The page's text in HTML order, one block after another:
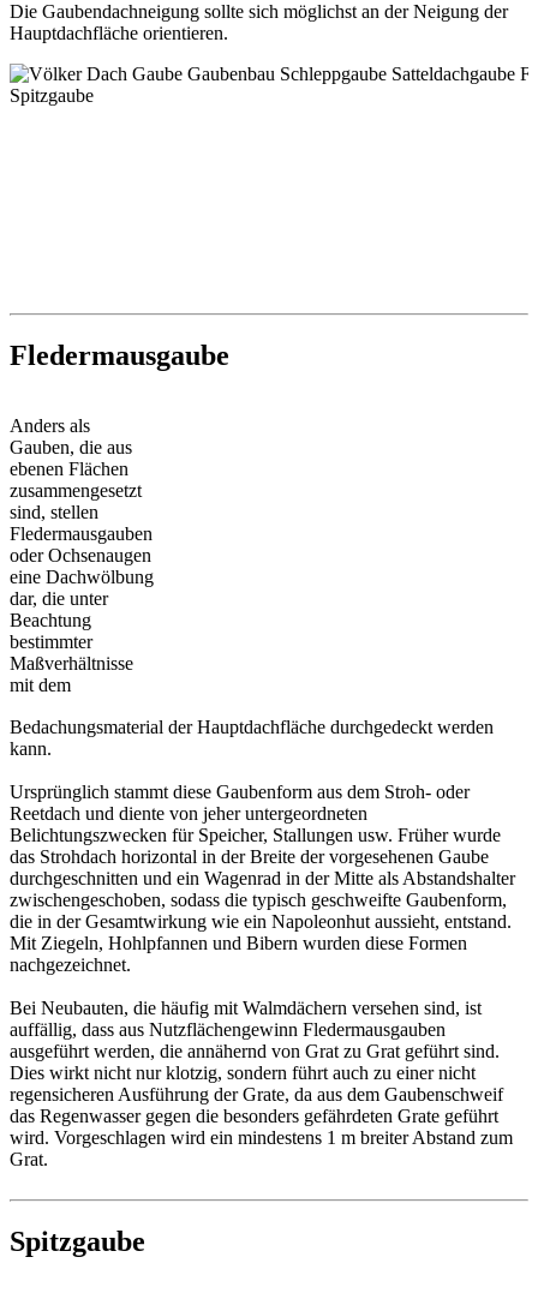
Die Gaubendachneigung sollte sich möglichst an der Neigung der
Hauptdachfläche orientieren.
Fledermausgaube
Anders als
Gauben, die aus
ebenen Flächen
zusammengesetzt
sind, stellen
Fledermausgauben
oder Ochsenaugen
eine Dachwölbung
dar, die unter
Beachtung
bestimmter
Maßverhältnisse
mit dem
Bedachungsmaterial der Hauptdachfläche durchgedeckt werden
kann.
Ursprünglich stammt diese Gaubenform aus dem Stroh- oder
Reetdach und diente von jeher untergeordneten
Belichtungszwecken für Speicher, Stallungen usw. Früher wurde
das Strohdach horizontal in der Breite der vorgesehenen Gaube
durchgeschnitten und ein Wagenrad in der Mitte als Abstandshalter
zwischengeschoben, sodass die typisch geschweifte Gaubenform,
die in der Gesamtwirkung wie ein Napoleonhut aussieht, entstand.
Mit Ziegeln, Hohlpfannen und Bibern wurden diese Formen
nachgezeichnet.
Bei Neubauten, die häufig mit Walmdächern versehen sind, ist
auffällig, dass aus Nutzflächengewinn Fledermausgauben
ausgeführt werden, die annähernd von Grat zu Grat geführt sind.
Dies wirkt nicht nur klotzig, sondern führt auch zu einer nicht
regensicheren Ausführung der Grate, da aus dem Gaubenschweif
das Regenwasser gegen die besonders gefährdeten Grate geführt
wird. Vorgeschlagen wird ein mindestens 1 m breiter Abstand zum
Grat.
Spitzgaube